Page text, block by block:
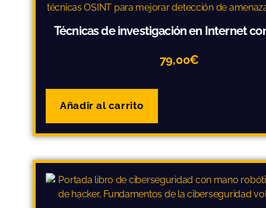
Técnicas de investigación en Internet
79,00€
Añadir al carrito